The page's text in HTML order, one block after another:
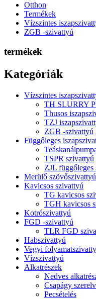
Otthon
Termékek
Vízszintes
ZGB -szivattyú
termékek
Kategóriák
Vízszintes
TH SLURRY
Thusos
TZJ
ZGB -szivattyú
Függőleges
TSPR szivattyú
ZJL függőleges
Merülő szövőszivattyú
Kavicsos szivattyú
TG kavicsos
TGH kavicsos
Kotrószivattyú
FGD -szivattyú
TLR FGD
Habszivattyú
Vegyi
Vízszivattyú
Alkatrészek
Nedves
Csapágy
Pecsételés